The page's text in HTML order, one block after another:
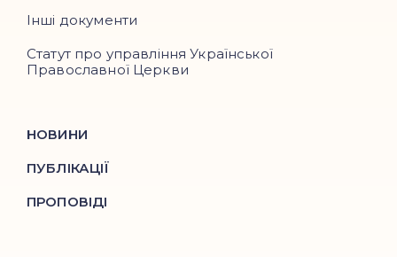
Інші документи
Статут про управління Української
Православної Церкви
НОВИНИ
ПУБЛІКАЦІЇ
ПРОПОВІДІ